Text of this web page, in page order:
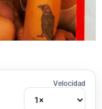
Velocidad